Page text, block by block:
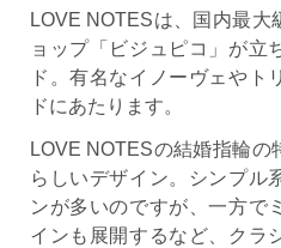
LOVE NOTESは、国内最
ョップ「ビジュピコ」が立
ド。有名なイノーヴェやト
ドにあたります。
LOVE NOTESの結婚指輪
らしいデザイン。シンプル
ンが多いのですが、一方で
インも展開するなど、クラ